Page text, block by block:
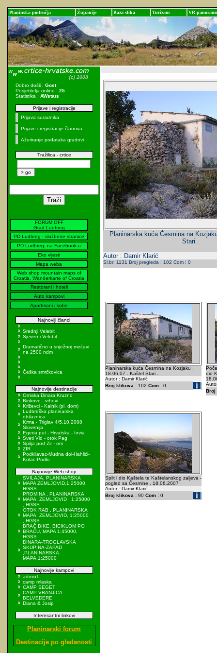
Planinska područja Županije Baza slika Turizam VR panorame
Dobro došli : Gost
Posjetitelja online : 25
Statistika : AWstats
Prijave i registracije
Prijava suradnika
Prijave i registracije članova
Ažuriranje podataka gradovi
Tražilica - crtice
FORUM OFF
Grad Ludbreg
PD Ludbreg - službene stranice
PD Ludbreg- na Facebook-u
Eko vijesti
Mapa weba
Web shop mountain maps of
Croatia, Wanderkarte of Croatia
Restorani i hoteli
Auto kampovi
Apartmani i sobe
Najnoviji članci
Srednji Velebit
Sjeverni Velebit
Dramatično u snježnoj mećavi
na 2500 ndm
Češka smrčkovica
Najnovije destinacije
Omiska Dinara Kruzno
Biokovo - vrhovi
Križevci - Kalnik (pl. dom)
Ludbreška planinarska
obilaznica
Krma - Triglav 4/5.10.2008
Slovenija
Egeria put - Hrvatska - Iovia
Sveti Vid - otok Pag
Spilja pod Zir - om
ZIR
Podkilavac-Mudna dol-Hahlići-
Kolac-Podki
Najnovije Web shop
SVILAJA, PLANINARSKA
MAPA ZEMLJOVID,1:25000,
HGSS
PROMINA , PLANINARSKA
MAPA, ZEMLJOVID , 1:25000
, HGSS
OTOK RAB , PLANINARSKA
MAPA, ZEMLJOVID, 1:25000
, HGSS
BRAČ BIKE, BICIKLOM PO
BRAČU, MAPA 1:45000,
HGSS
DINARA-TROGLAVSKA
SKUPINA-ZAPAD
,PLANINARSKA
MAPA,1:25000
Najnovije kampovi
admin1
camp mlaska
CAMP SEGET
CAMP VRANJICA
BELVEDERE
Diana & Josip
Interesantni linkovi
Planinarski forum
Destinacije po gledanosti
Planinarska kuća Česmina na
Stari .
Autor : Damir Klarić
Sl.br: 1131 Broj pregleda : 102 Com : 0
Planinarska kuća Česmina na Kozjaku .
18.06.07 . Kaštel Stari .
Autor : Damir Klarić
Broj klikova :102 Com :0
dio
Broj
Split i dio Kaštela te Kaštelanskog zaljeva -
pogled sa Česmine . 18.06.2007
Autor : Damir Klarić
Broj klikova :90 Com :0